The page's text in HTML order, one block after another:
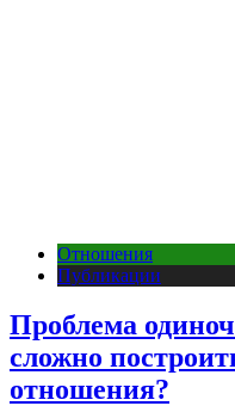
Отношения
Публикации
Проблема
сложно
отношения?